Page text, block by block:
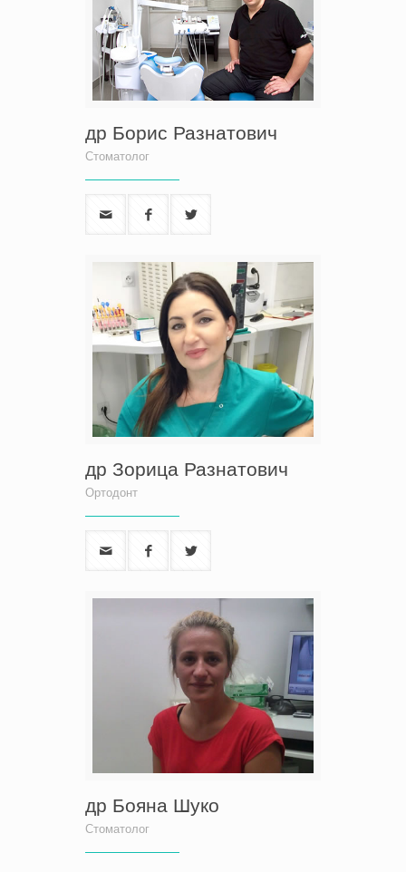
др Борис Разнатович
Стоматолог
др Зорица Разнатович
Ортодонт
др Бояна Шуко
Стоматолог